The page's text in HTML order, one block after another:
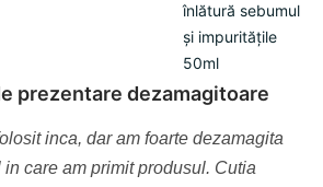
înlătură sebumul
și impuritățile
50ml
prezentare dezamagitoare
inca, dar am foarte dezamagita
in care am primit produsul. Cutia